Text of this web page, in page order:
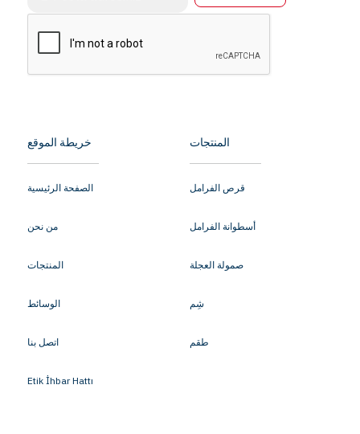
خريطة الموقع
الصفحة الرئيسية
من نحن
المنتجات
الوسائط
اتصل بنا
Etik İhbar Hattı
المنتجات
قرص الفرامل
أسطوانة الفرامل
صمولة العجلة
شِم
طقم